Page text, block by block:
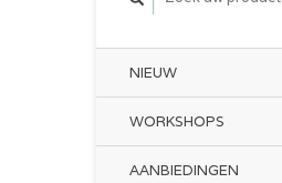
NIEUW
WORKSHOPS
AANBIEDINGEN